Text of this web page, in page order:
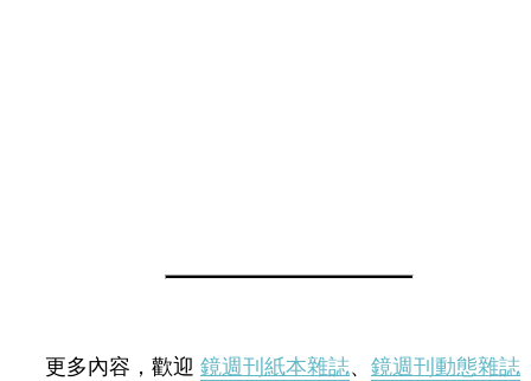
更多內容，歡迎 鏡週刊紙本雜誌、 鏡週刊動態雜誌